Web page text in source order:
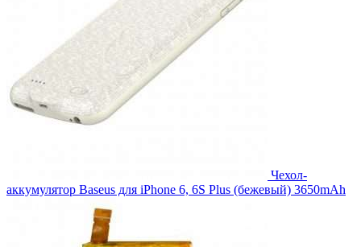
Чехол-
аккумулятор Baseus для iPhone 6, 6S Plus (бежевый) 3650mAh